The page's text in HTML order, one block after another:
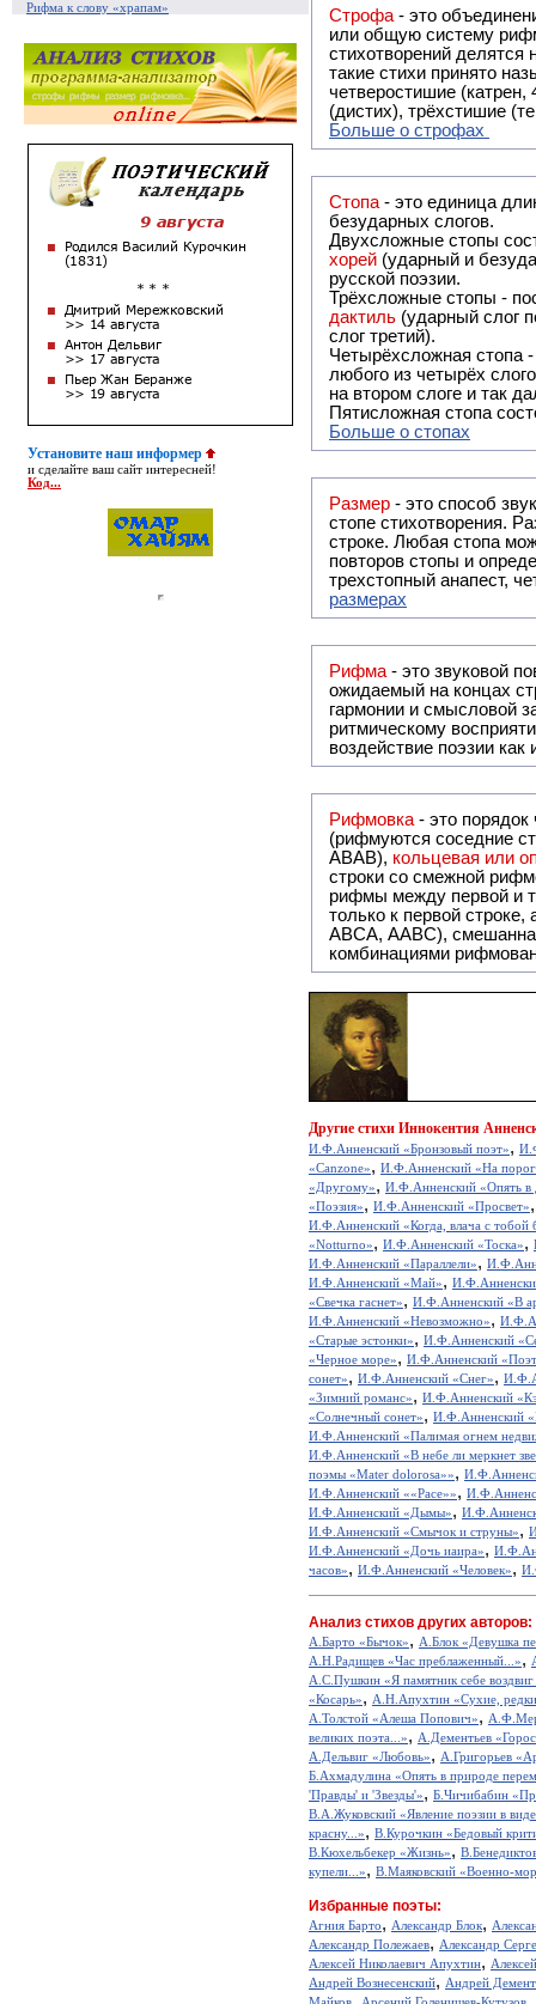
Рифма к слову «храпам»
Установите наш информер
и сделайте ваш сайт интересней!
Код...
Строфа - это объединение двух
или общую систему рифм, и регулярно или периодически
стихотворений делятся на строфы и т.о. являются строфическими.
такие стихи принято называть астрофическими. Самая популярная строфа в русской поэзии -
четверостишие
(дистих), трёхстишие
Больше о строфах
Стопа - это единица
безударных слогов.
Двухсложные стопы
хорей (ударный и
русской поэзии.
Трёхсложные стопы -
дактиль (ударный слог
слог третий).
Четырёхсложная стопа
любого из четырёх
на втором слоге и так
Пятисложная стопа
Больше о стопах
Размер - это способ
стопе стихотворения.
строке. Любая стопа
повторов стопы и
трехстопный анапест,
размерах
Рифма - это звуковой повтор, традиционно используемый в поэзии и, как
ожидаемый на концах
гармонии и смысловой
ритмическому
воздействие поэзии
Рифмовка - это
(рифмуются соседние
ABAB), кольцевая или
строки со смежной
рифмы между первой и
только к первой
ABCA, AABC), смешанная или вольная рифмовка (рифмовка в сложных строфах с различными
комбинациями
Другие стихи Иннокентия
И.Ф.Анненский «Бронзовый поэт»,
«Canzone», И.Ф.Анненский «На
«Другому», И.Ф.Анненский «Опять в
«Поэзия», И.Ф.Анненский «Просвет»
И.Ф.Анненский «Когда, влача с тобой
«Notturno», И.Ф.Анненский «Тоска»,
И.Ф.Анненский «Параллели»,
И.Ф.Анненский «Май»,
«Свечка гаснет», И.Ф.Анненский «В
И.Ф.Анненский «Невозможно»,
«Старые эстонки», И.Ф.Анненский
«Черное море», И.Ф.Анненский
сонет», И.Ф.Анненский «Снег»,
«Зимний романс», И.Ф.Анненский
«Солнечный сонет», И.Ф.Анненский
И.Ф.Анненский «Палимая огнем
И.Ф.Анненский «В небе ли меркнет
поэмы «Mater dolorosa»»,
И.Ф.Анненский ««Рace»»,
И.Ф.Анненский «Дымы»,
И.Ф.Анненский «Смычок и струны»,
И.Ф.Анненский «Дочь иаира»,
часов», И.Ф.Анненский «Человек»,
Анализ стихов других авторов:
А.Барто «Бычок», А.Блок «Девушка
А.Н.Радищев «Час преблаженный...»,
А.С.Пушкин «Я памятник себе
«Косарь», А.Н.Апухтин «Сухие,
А.Толстой «Алеша Попович»,
великих поэта...», А.Дементьев
А.Дельвиг «Любовь», А.Григорьев
Б.Ахмадулина «Опять в природе
'Правды' и 'Звезды'», Б.Чичибабин
В.А.Жуковский «Явление поэзии в
красну...», В.Курочкин «Бедовый
В.Кюхельбекер «Жизнь»,
купели...», В.Маяковский «Военно-
Избранные поэты:
Агния Барто, Александр Блок,
Александр Полежаев, Александр
Алексей Николаевич Апухтин,
Андрей Вознесенский, Андрей